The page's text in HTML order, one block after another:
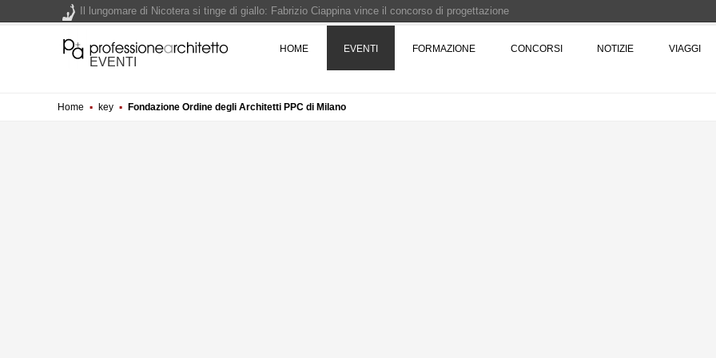
EVENTI
HOME EVENTI FORMAZIONE CONCORSI NOTIZIE VIAGGI
Home ▪ key ▪ Fondazione Ordine degli Architetti PPC di Milano
Il lungomare di Nicotera si tinge di giallo: Fabrizio Ciappina vince il concorso di progettazione
Un nuovo volto per il lungomare di Villammare - Concorso di progettazione a procedura aperta due fasi Montepremi: 18.000 euro
L'obbligo di aggiornamento del Psc non decade se il cantiere è fermo - La pronuncia della Corte di Cassazione